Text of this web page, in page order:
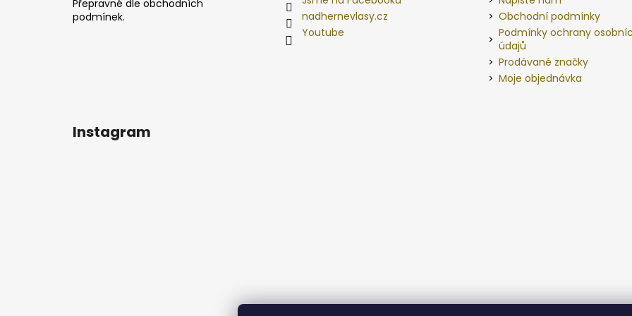
Přepravné dle obchodních
podmínek.
nadhernevlasy.cz
Youtube
Obchodní podmínky
Podmínky ochrany
údajů
Prodávané značky
Moje objednávka
Instagram